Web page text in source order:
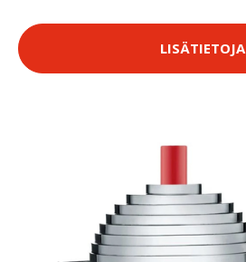
LISÄTIETOJA